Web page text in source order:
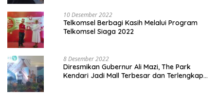
10 Desember 2022
Telkomsel Berbagi Kasih Melalui Program
Telkomsel Siaga 2022
8 Desember 2022
Diresmikan Gubernur Ali Mazi, The Park
Kendari Jadi Mall Terbesar dan Terlengkap